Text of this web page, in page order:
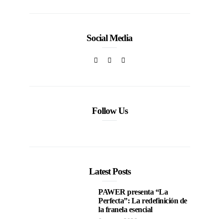
Social Media
Follow Us
Latest Posts
PAWER presenta “La
Perfecta”: La redefinición de
la franela esencial